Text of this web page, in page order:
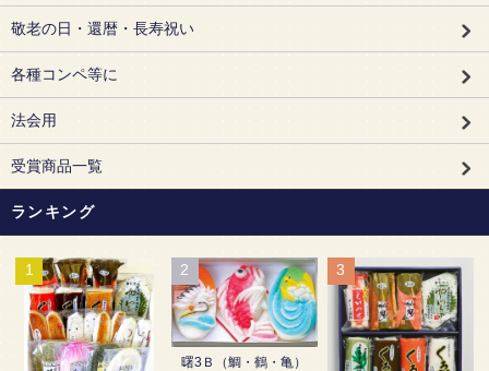
敬老の日・還暦・長寿祝い
各種コンペ等に
法会用
受賞商品一覧
ランキング
1 2
曙3Ｂ（鯛・鶴・亀）
3